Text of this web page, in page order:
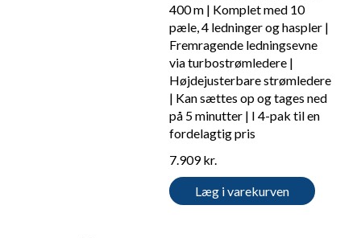
400 m | Komplet med 10
pæle, 4 ledninger og haspler |
Fremragende ledningsevne
via turbostrømledere |
Højdejusterbare strømledere
| Kan sættes op og tages ned
på 5 minutter | I 4-pak til en
fordelagtig pris
7.909 kr.
Læg i varekurven